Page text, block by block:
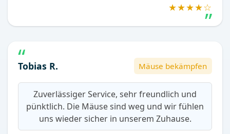
★★★★☆
Tobias R. Mäuse bekämpfen
Zuverlässiger Service, sehr freundlich und
pünktlich. Die Mäuse sind weg und wir fühlen
uns wieder sicher in unserem Zuhause.